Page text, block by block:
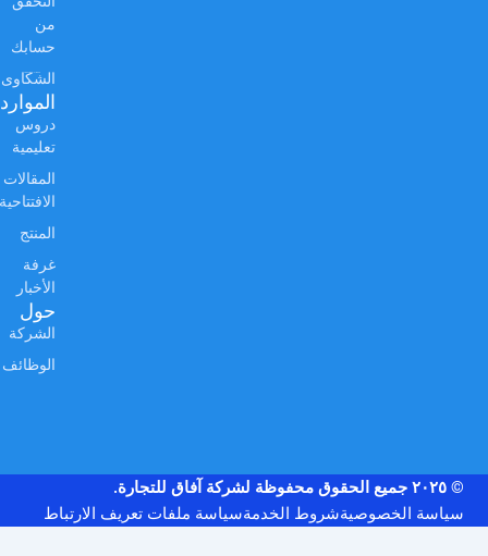
من
حسابك
الشكاوى
الموارد
دروس
تعليمية
المقالات
الافتتاحية
المنتج
غرفة
الأخبار
حول
الشركة
الوظائف
© ٢٠٢٥ جميع الحقوق محفوظة لشركة آفاق للتجارة.
سياسة الخصوصيةشروط الخدمةسياسة ملفات تعريف الارتباط